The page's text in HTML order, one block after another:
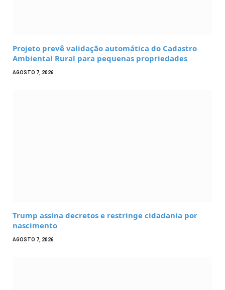
Projeto prevê validação automática do Cadastro
Ambiental Rural para pequenas propriedades
AGOSTO 7, 2026
Trump assina decretos e restringe cidadania por
nascimento
AGOSTO 7, 2026